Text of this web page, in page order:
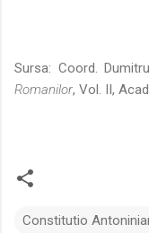
Sursa: Coord.
Romanilor, Vol. II,
Constitutio